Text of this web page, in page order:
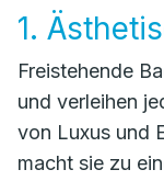
1.
Freistehende
und verleihen
von Luxus und
macht sie zu